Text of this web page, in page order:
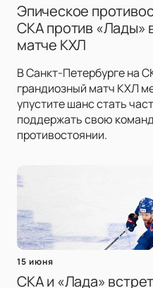
Эпическое
СКА против «Лады»
матче КХЛ
В Санкт-Петербурге на
грандиозный матч КХЛ
упустите шанс стать
поддержать свою
противостоянии.
15 июня
СКА и «Лада»